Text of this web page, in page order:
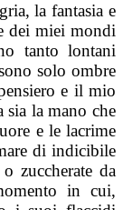
la fantasia e
dei miei mondi
tanto lontani
solo ombre
e il mio
sia la mano che
e le lacrime
di indicibile
zuccherate da
in cui,